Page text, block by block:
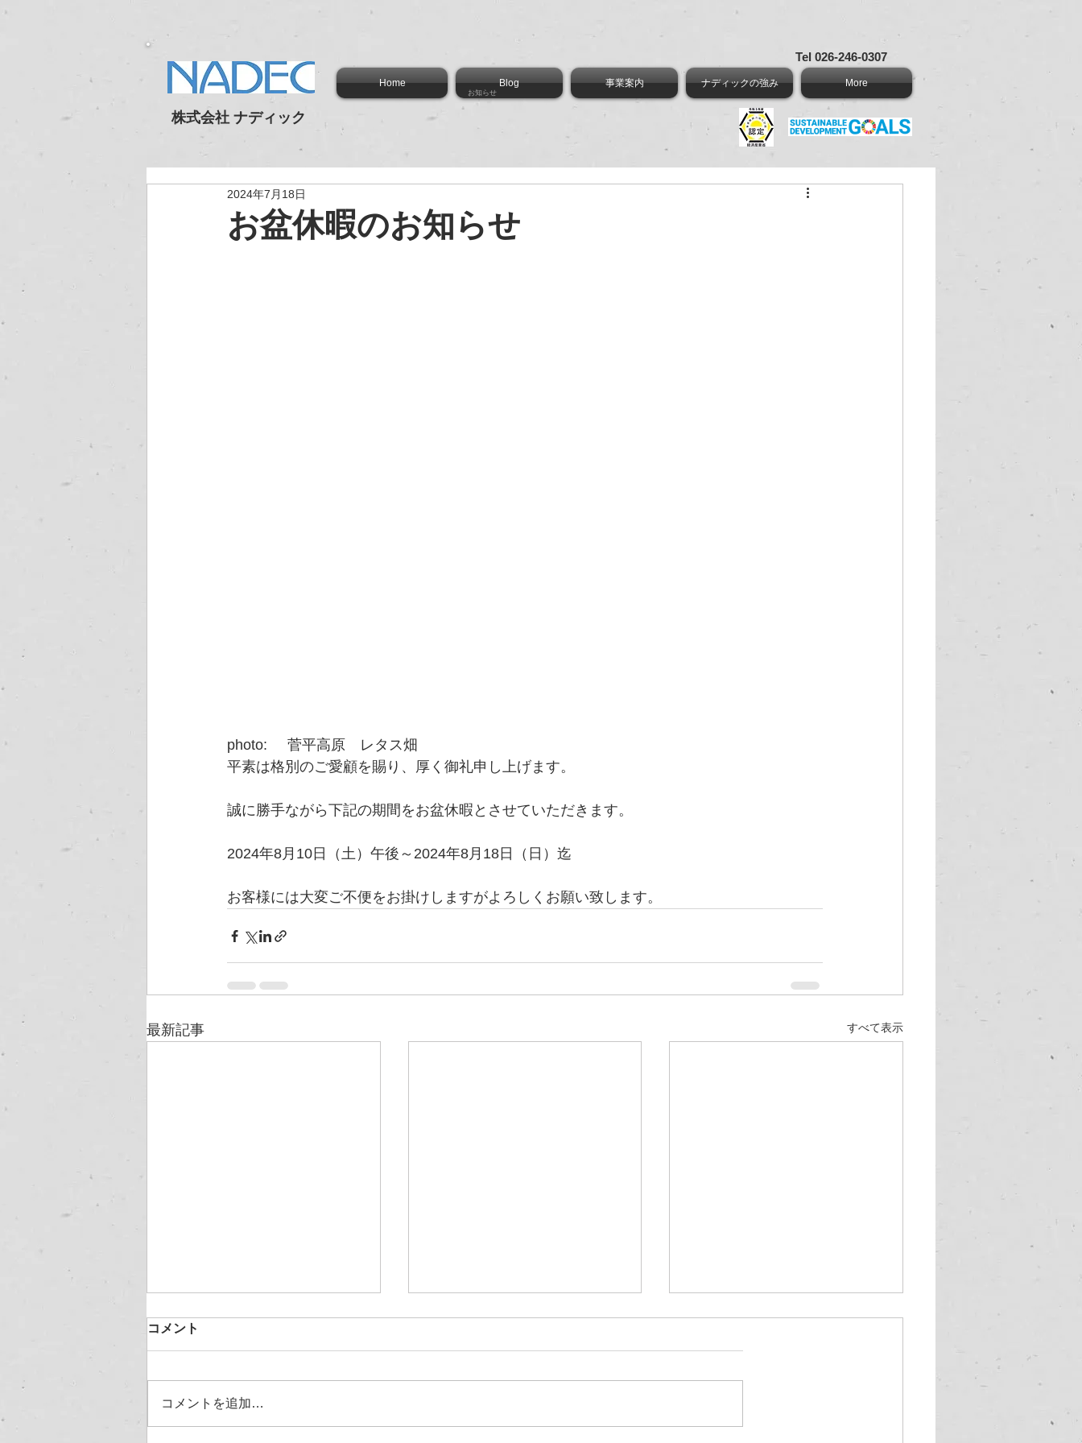
株式会社 ナディック
Tel 026-246-0307
Home Blog 事業案内 ナディックの強み More
お知らせ
お盆休暇のお知らせ
2024年7月18日
photo:     菅平高原　レタス畑
平素は格別のご愛顧を賜り、厚く御礼申し上げます。
誠に勝手ながら下記の期間をお盆休暇とさせていただきます。
2024年8月10日（土）午後～2024年8月18日（日）迄
お客様には大変ご不便をお掛けしますがよろしくお願い致します。
最新記事 すべて表示
コメント
コメントを追加…